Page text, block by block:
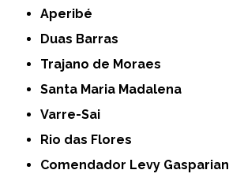
Aperibé
Duas Barras
Trajano de Moraes
Santa Maria Madalena
Varre-Sai
Rio das Flores
Comendador Levy Gasparian